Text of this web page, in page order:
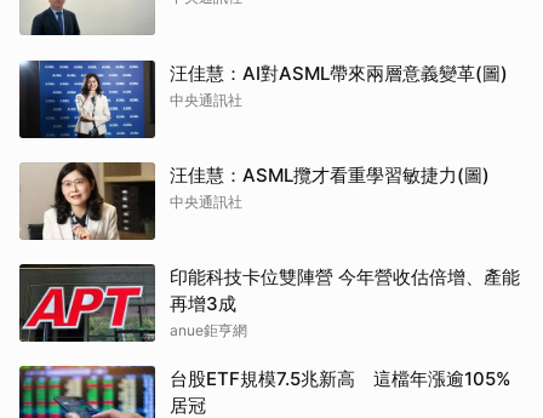
汪佳慧：AI對ASML帶來兩層意義變革(圖)
中央通訊社
汪佳慧：ASML攬才看重學習敏捷力(圖)
中央通訊社
印能科技卡位雙陣營 今年營收估倍增、產能
再增3成
anue鉅亨網
台股ETF規模7.5兆新高 這檔年漲逾105%
居冠